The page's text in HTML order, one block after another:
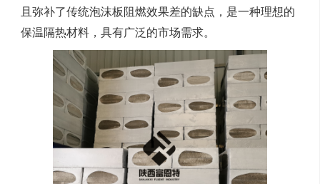
且弥补了传统泡沫板阻燃效果差的缺点，是一种理想的
保温隔热材料，具有广泛的市场需求。